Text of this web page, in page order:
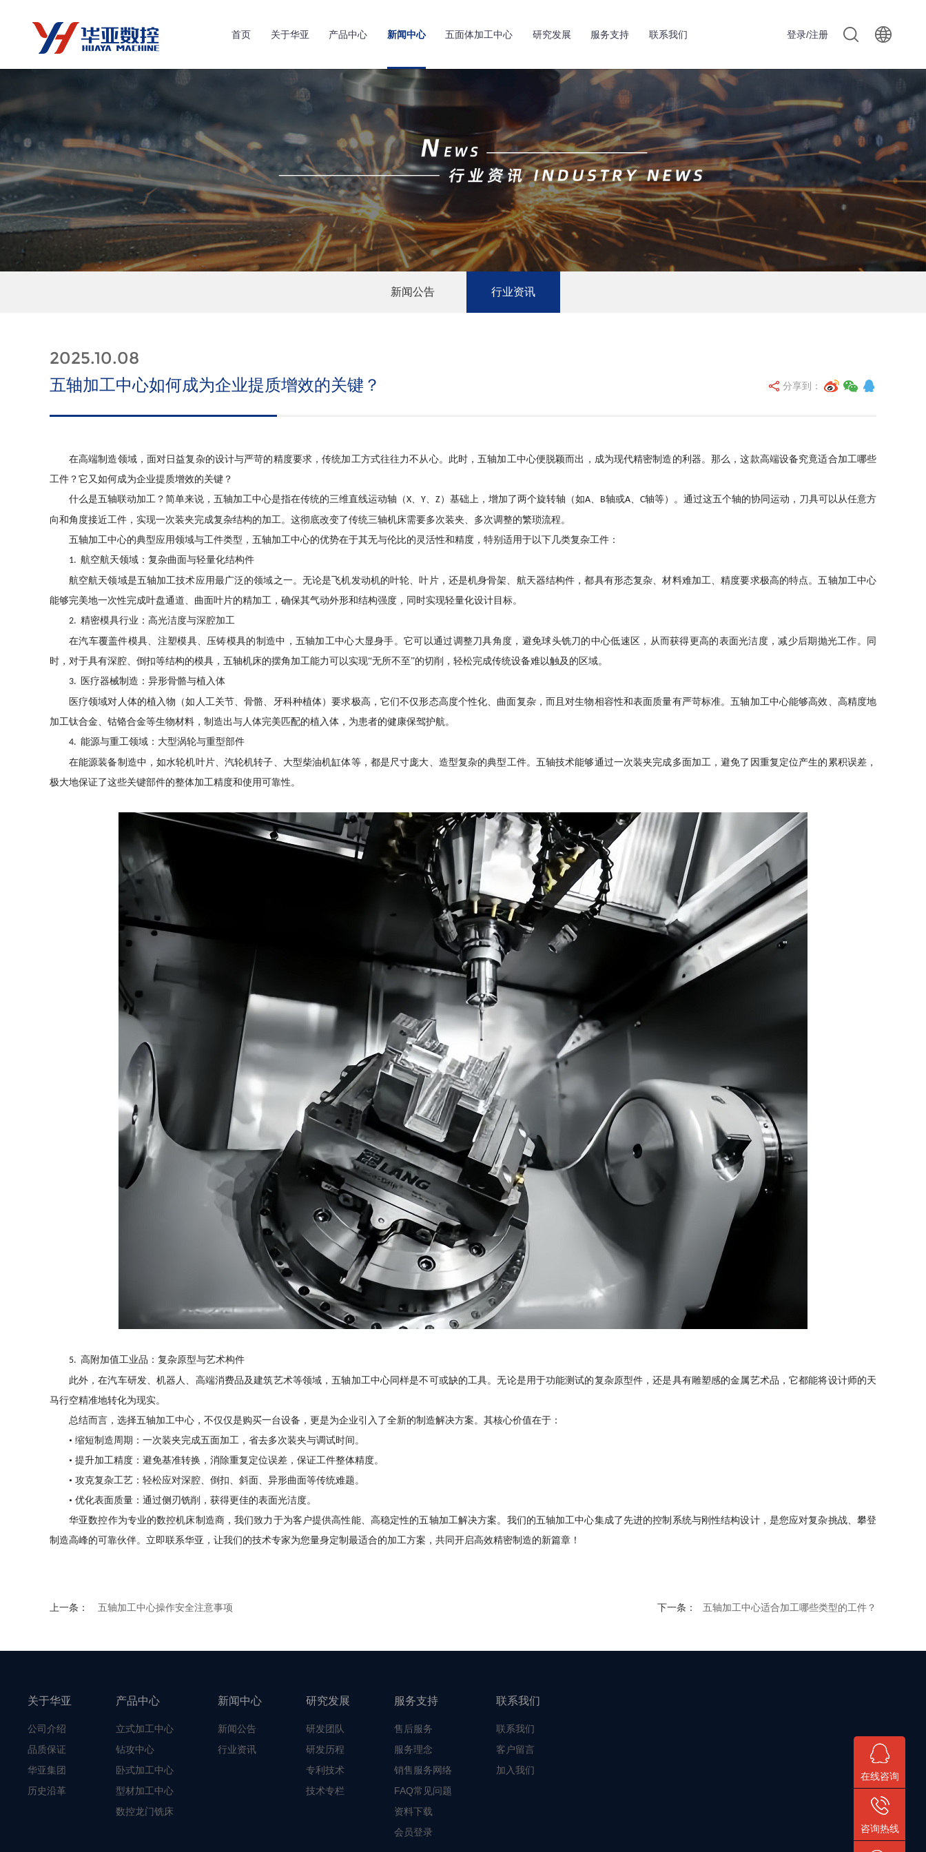
首页 关于华亚 产品中心 新闻中心 五面体加工中心 研究发展 服务支持 联系我们 登录/注册
新闻公告 行业资讯
2025.10.08
五轴加工中心如何成为企业提质增效的关键？ 分享到：
在高端制造领域， 面对日益复杂的设计与严苛的精度要求 ，传统加工方式往往力不从心。此时 ，五轴加工中心便脱颖而出 ， 成为现代精密制造的利器。那么 ，这款高端设备究竟适合加工哪些
工件？它又如何成为企业提质增效的关键？
什么是五轴联动加工？简单来说 ， 五轴加工中心是指在传统的三维直线运动轴（X、 Y、 Z）基础上 ， 增加了两个旋转轴（如A、 B轴或A、 C轴等）。通过这五个轴的协同运动 ， 刀具可以从任意方
向和角度接近工件 ， 实现一次装夹完成复杂结构的加工。这彻底改变了传统三轴机床需要多次装夹、多次调整的繁琐流程。
五轴加工中心的典型应用领域与工件类型 ， 五轴加工中心的优势在于其无与伦比的灵活性和精度 ， 特别适用于以下几类复杂工件：
1. 航空航天领域：复杂曲面与轻量化结构件
航空航天领域是五轴加工技术应用最广泛的领域之一。无论是飞机发动机的叶轮、叶片， 还是机身骨架、航天器结构件 ，都具有形态复杂、材料难加工、精度要求极高的特点。五轴加工中心
能够完美地一次性完成叶盘通道、曲面叶片的精加工 ， 确保其气动外形和结构强度 ， 同时实现轻量化设计目标。
2. 精密模具行业：高光洁度与深腔加工
在汽车覆盖件模具、注塑模具、压铸模具的制造中 ， 五轴加工中心大显身手。它可以通过调整刀具角度 ， 避免球头铣刀的中心低速区 ， 从而获得更高的表面光洁度 ，减少后期抛光工作。同
时 ， 对于具有深腔、倒扣等结构的模具 ， 五轴机床的摆角加工能力可以实现“无所不至”的切削 ， 轻松完成传统设备难以触及的区域。
3.
医疗器械制造：异形骨骼与植入体
医疗领域对人体的植入物（如人工关节、骨骼、牙科种植体）要求极高 ， 它们不仅形态高度个性化、曲面复杂， 而且对生物相容性和表面质量有严苛标准。五轴加工中心能够高效、高精度地
加工钛合金、钴铬合金等生物材料 ， 制造出与人体完美匹配的植入体 ， 为患者的健康保驾护航。
4. 能源与重工领域：大型涡轮与重型部件
在能源装备制造中 ，如水轮机叶片、汽轮机转子、大型柴油机缸体等， 都是尺寸庞大、造型复杂的典型工件。五轴技术能够通过一次装夹完成多面加工 ，避免了因重复定位产生的累积误差 ，
极大地保证了这些关键部件的整体加工精度和使用可靠性。
5. 高附加值工业品：复杂原型与艺术构件
此外 ，在汽车研发、机器人、高端消费品及建筑艺术等领域 ，五轴加工中心同样是不可或缺的工具。无论是用于功能测试的复杂原型件 ，还是具有雕塑感的金属艺术品 ，它都能将设计师的天
马行空精准地转化为现实。
总结而言 ， 选择五轴加工中心 ， 不仅仅是购买一台设备 ， 更是为企业引入了全新的制造解决方案。其核心价值在于：
• 缩短制造周期：一次装夹完成五面加工 ， 省去多次装夹与调试时间。
• 提升加工精度：避免基准转换 ， 消除重复定位误差 ， 保证工件整体精度。
• 攻克复杂工艺：轻松应对深腔、倒扣、斜面、异形曲面等传统难题。
• 优化表面质量：通过侧刃铣削 ， 获得更佳的表面光洁度。
华亚数控作为专业的数控机床制造商，我们致力于为客户提供高性能、高稳定性的五轴加工解决方案。我们的五轴加工中心集成了先进的控制系统与刚性结构设计， 是您应对复杂挑战、攀登
制造高峰的可靠伙伴。立即联系华亚， 让我们的技术专家为您量身定制最适合的加工方案 ， 共同开启高效精密制造的新篇章！
上一条： 五轴加工中心操作安全注意事项 下一条： ​五轴加工中心适合加工哪些类型的工件？
关于华亚
公司介绍
品质保证
华亚集团
历史沿革
产品中心
立式加工中心
钻攻中心
卧式加工中心
型材加工中心
数控龙门铣床
新闻中心
新闻公告
行业资讯
研究发展
研发团队
研发历程
专利技术
技术专栏
服务支持
售后服务
服务理念
销售服务网络
FAQ常见问题
资料下载
会员登录
联系我们
联系我们
客户留言
加入我们
在线咨询
咨询热线